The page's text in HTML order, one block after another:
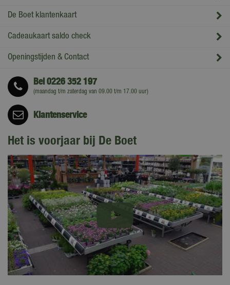
De Boet klantenkaart
Cadeaukaart saldo check
Openingstijden & Contact
Bel0226 352 197
(maandag t/m zaterdag van 09.00 t/m 17.00 uur)
Klantenservice
Het is voorjaar bij De Boet